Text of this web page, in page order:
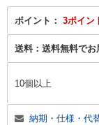
ポイント： 3ポイン
送料： 送料無料でお
10個以上
納期・仕様・代